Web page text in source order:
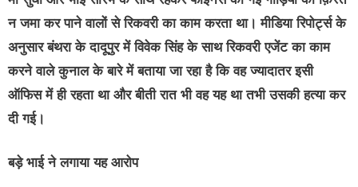
न जमा कर पाने वालों से रिकवरी का काम करता था। मीडिया रिपोर्ट्स के
अनुसार बंथरा के दादूपुर में विवेक सिंह के साथ रिकवरी एजेंट का काम
करने वाले कुनाल के बारे में बताया जा रहा है कि वह ज्यादातर इसी
ऑफिस में ही रहता था और बीती रात भी वह यह था तभी उसकी हत्या कर
दी गई।
बड़े भाई ने लगाया यह आरोप